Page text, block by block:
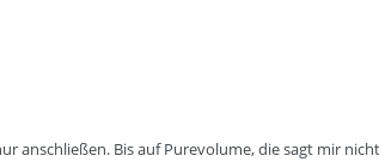
anschließen. Bis auf Purevolume, die sagt mir